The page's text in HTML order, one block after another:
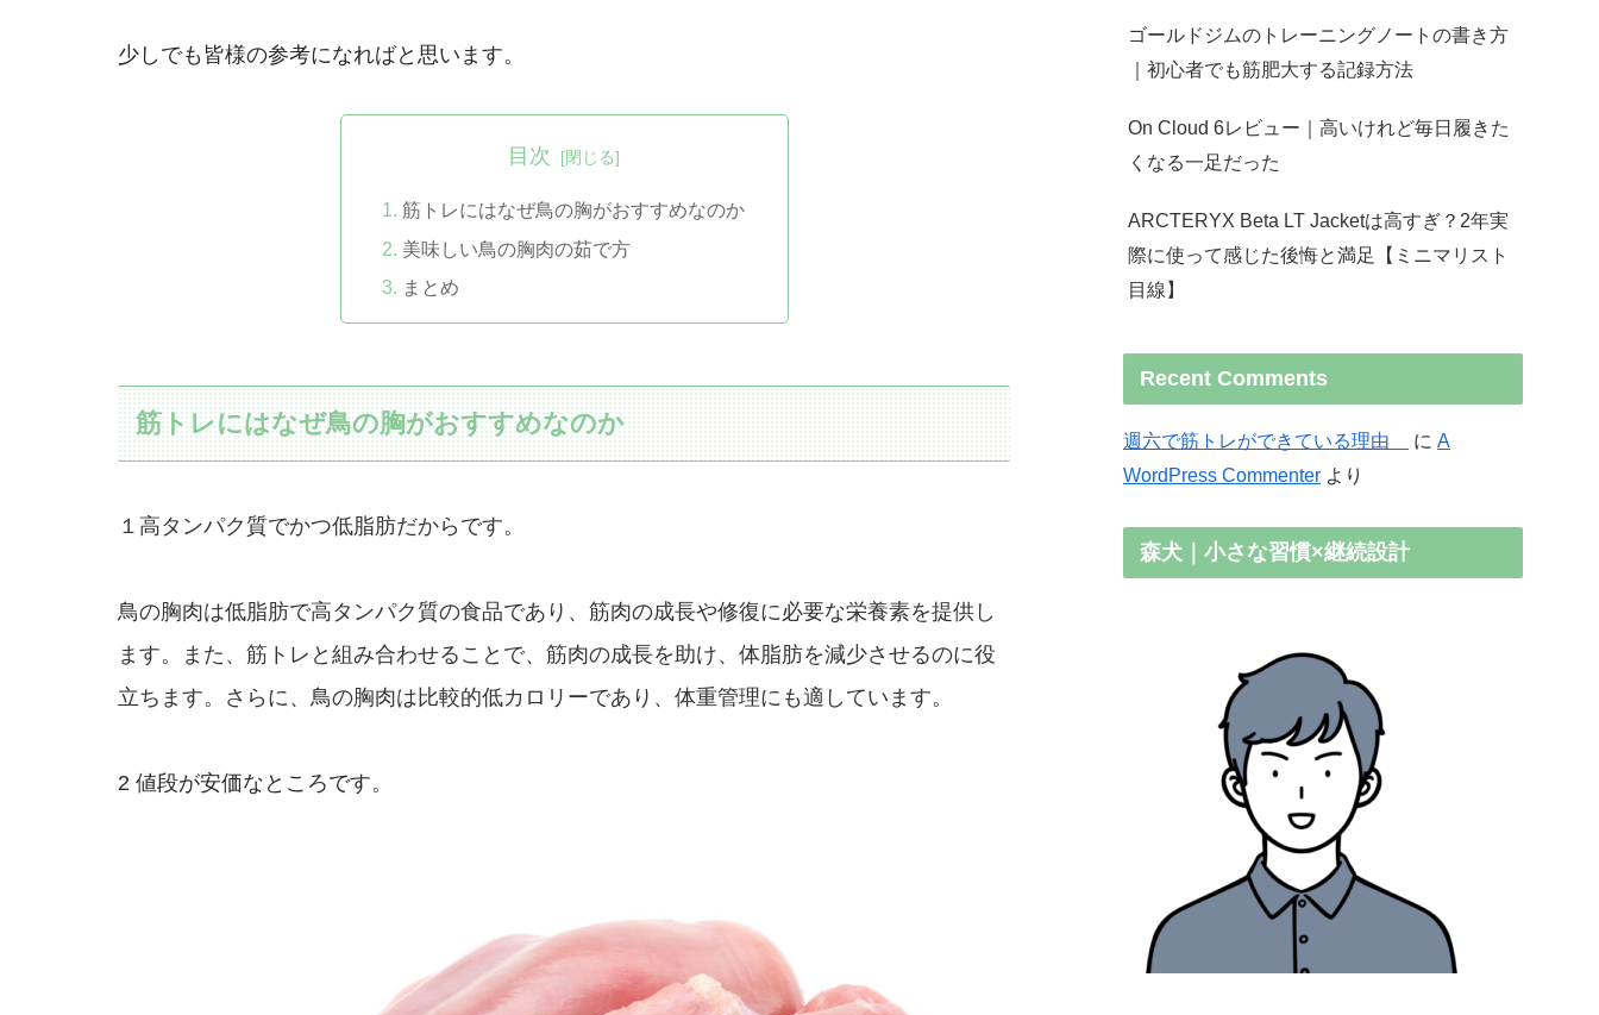
少しでも皆様の参考になればと思います。
目次
筋トレにはなぜ鳥の胸がおすすめなのか
美味しい鳥の胸肉の茹で方
まとめ
筋トレにはなぜ鳥の胸がおすすめなのか
１高タンパク質でかつ低脂肪だからです。
鳥の胸肉は低脂肪で高タンパク質の食品であり、筋肉の成長や修復に必要な栄養素を提供し
ます。また、筋トレと組み合わせることで、筋肉の成長を助け、体脂肪を減少させるのに役
立ちます。さらに、鳥の胸肉は比較的低カロリーであり、体重管理にも適しています。
2 値段が安価なところです。
ゴールドジムのトレーニングノートの書き方
｜初心者でも筋肥大する記録方法
On Cloud 6レビュー｜高いけれど毎日履きた
くなる一足だった
ARCTERYX Beta LT Jacketは高すぎ？2年実
際に使って感じた後悔と満足【ミニマリスト
目線】
Recent Comments
週六で筋トレができている理由 に A
WordPress Commenter より
森犬｜小さな習慣×継続設計